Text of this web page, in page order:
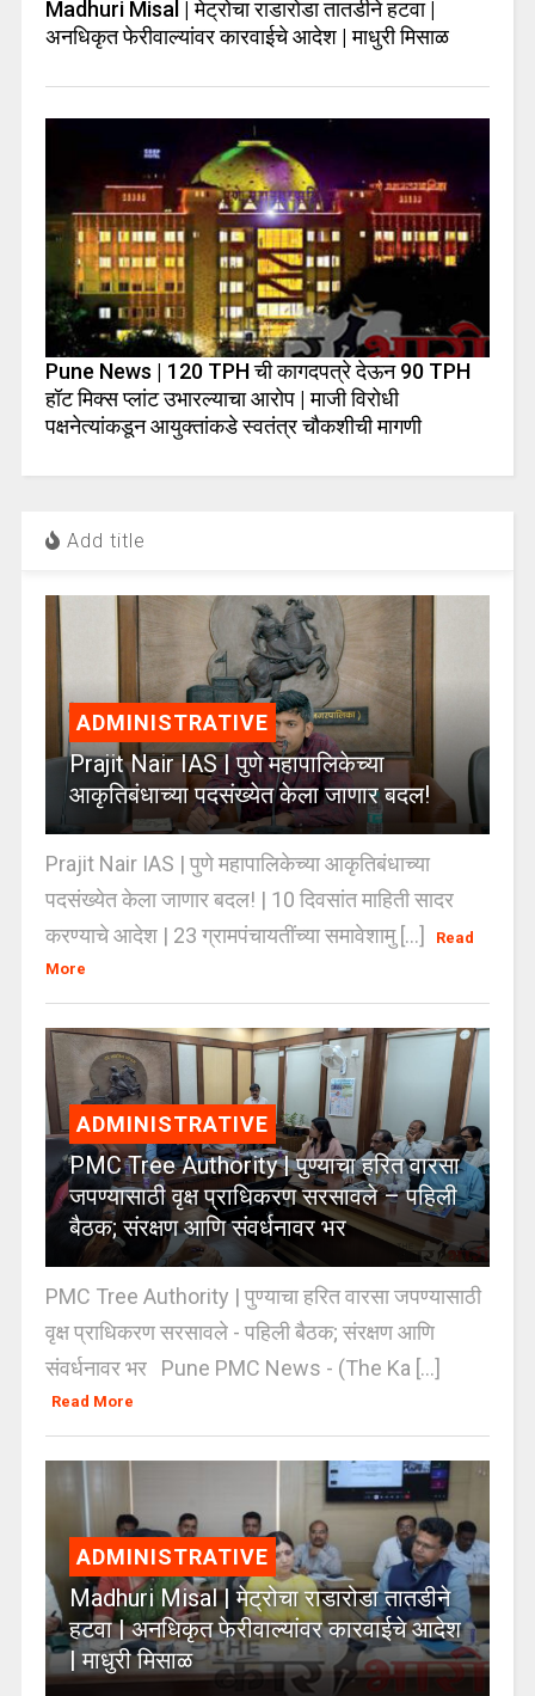
Madhuri Misal | मेट्रोचा राडारोडा तातडीने हटवा |
अनधिकृत फेरीवाल्यांवर कारवाईचे आदेश | माधुरी मिसाळ
Pune News | 120 TPH ची कागदपत्रे देऊन 90 TPH
हॉट मिक्स प्लांट उभारल्याचा आरोप | माजी विरोधी
पक्षनेत्यांकडून आयुक्तांकडे स्वतंत्र चौकशीची मागणी
Add title
ADMINISTRATIVE
Prajit Nair IAS | पुणे महापालिकेच्या
आकृतिबंधाच्या पदसंख्येत केला जाणार बदल!
Prajit Nair IAS | पुणे महापालिकेच्या आकृतिबंधाच्या
पदसंख्येत केला जाणार बदल! | 10 दिवसांत माहिती सादर
करण्याचे आदेश | 23 ग्रामपंचायतींच्या समावेशामु [...]
Read
More
ADMINISTRATIVE
PMC Tree Authority | पुण्याचा हरित वारसा
जपण्यासाठी वृक्ष प्राधिकरण सरसावले – पहिली
बैठक; संरक्षण आणि संवर्धनावर भर
PMC Tree Authority | पुण्याचा हरित वारसा जपण्यासाठी
वृक्ष प्राधिकरण सरसावले - पहिली बैठक; संरक्षण आणि
संवर्धनावर भर Pune PMC News - (The Ka [...]
Read More
ADMINISTRATIVE
Madhuri Misal | मेट्रोचा राडारोडा तातडीने
हटवा | अनधिकृत फेरीवाल्यांवर कारवाईचे आदेश
| माधुरी मिसाळ